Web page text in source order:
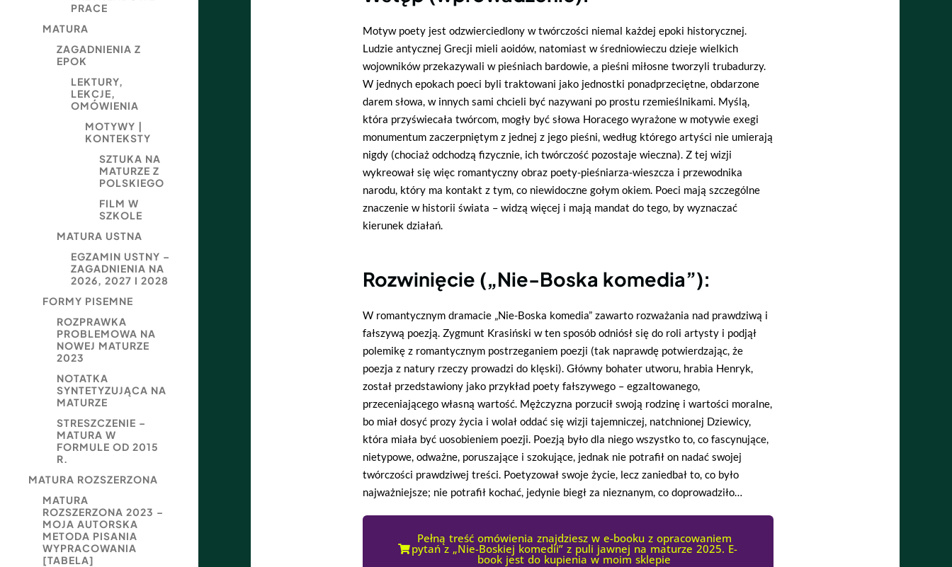
PRACE
MATURA
ZAGADNIENIA Z
EPOK
LEKTURY,
LEKCJE,
OMÓWIENIA
MOTYWY |
KONTEKSTY
SZTUKA NA
MATURZE Z
POLSKIEGO
FILM W
SZKOLE
MATURA USTNA
EGZAMIN USTNY –
ZAGADNIENIA NA
2026, 2027 I 2028
FORMY PISEMNE
ROZPRAWKA
PROBLEMOWA NA
NOWEJ MATURZE
2023
NOTATKA
SYNTETYZUJĄCA NA
MATURZE
STRESZCZENIE –
MATURA W
FORMULE OD 2015
R.
MATURA ROZSZERZONA
MATURA
ROZSZERZONA 2023 –
MOJA AUTORSKA
METODA PISANIA
WYPRACOWANIA
[TABELA]
Motyw poety jest odzwierciedlony w twórczości niemal każdej epoki historycznej.
Ludzie antycznej Grecji mieli aoidów, natomiast w średniowieczu dzieje wielkich
wojowników przekazywali w pieśniach bardowie, a pieśni miłosne tworzyli trubadurzy.
W jednych epokach poeci byli traktowani jako jednostki ponadprzeciętne, obdarzone
darem słowa, w innych sami chcieli być nazywani po prostu rzemieślnikami. Myślą,
która przyświecała twórcom, mogły być słowa Horacego wyrażone w motywie exegi
monumentum zaczerpniętym z jednej z jego pieśni, według którego artyści nie umierają
nigdy (chociaż odchodzą fizycznie, ich twórczość pozostaje wieczna). Z tej wizji
wykreował się więc romantyczny obraz poety-pieśniarza-wieszcza i przewodnika
narodu, który ma kontakt z tym, co niewidoczne gołym okiem. Poeci mają szczególne
znaczenie w historii świata – widzą więcej i mają mandat do tego, by wyznaczać
kierunek działań.
Rozwinięcie („Nie-Boska komedia”):
W romantycznym dramacie „Nie-Boska komedia” zawarto rozważania nad prawdziwą i
fałszywą poezją. Zygmunt Krasiński w ten sposób odniósł się do roli artysty i podjął
polemikę z romantycznym postrzeganiem poezji (tak naprawdę potwierdzając, że
poezja z natury rzeczy prowadzi do klęski). Główny bohater utworu, hrabia Henryk,
został przedstawiony jako przykład poety fałszywego – egzaltowanego,
przeceniającego własną wartość. Mężczyzna porzucił swoją rodzinę i wartości moralne,
bo miał dosyć prozy życia i wolał oddać się wizji tajemniczej, natchnionej Dziewicy,
która miała być uosobieniem poezji. Poezją było dla niego wszystko to, co fascynujące,
nietypowe, odważne, poruszające i szokujące, jednak nie potrafił on nadać swojej
twórczości prawdziwej treści. Poetyzował swoje życie, lecz zaniedbał to, co było
najważniejsze; nie potrafił kochać, jedynie biegł za nieznanym, co doprowadziło…
Pełną treść omówienia znajdziesz w e-booku z opracowaniem
pytań z „Nie-Boskiej komedii” z puli jawnej na maturze 2025. E-
book jest do kupienia w moim sklepie